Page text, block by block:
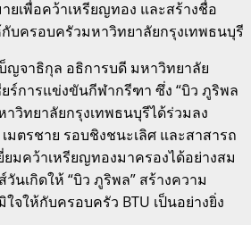
ยเพื่อคว้าเหรียญทอง และสร้างชื่อ
บครอบครัวมหาวิทยาลัยกรุงเทพธนบุรี
ญจาธิกุล อธิการบดี มหาวิทยาลัย
ร์การแข่งขันกีฬากรีฑา ซึ่ง “บิว ภูริพล
วิทยาลัยกรุงเทพธนบุรีได้ร่วมลง
มตรชาย รอบชิงชนะเลิศ และสาสารถ
ยมคว้าเหรียญทองมาครองได้อย่างสม
นเกิดให้ “บิว ภูริพล” สร้างความ
ให้กับครอบครัว BTU เป็นอย่างยิ่ง